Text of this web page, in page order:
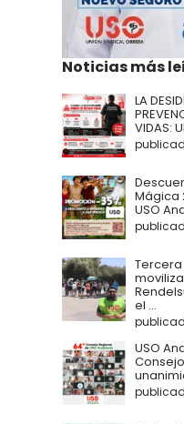
Noticias más
LA
VIDAS:
Mágica
USO
el ...
USO